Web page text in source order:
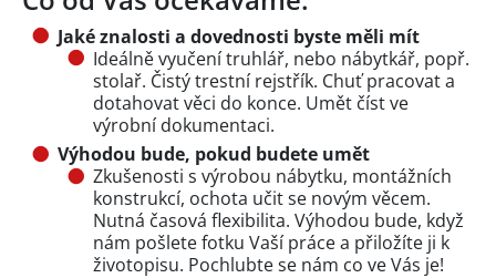
Jaké znalosti a dovednosti byste měli mít
Ideálně vyučení truhlář, nebo nábytkář, popř.
stolař. Čistý trestní rejstřík. Chuť pracovat a
dotahovat věci do konce. Umět číst ve
výrobní dokumentaci.
Výhodou bude, pokud budete umět
Zkušenosti s výrobou nábytku, montážních
konstrukcí, ochota učit se novým věcem.
Nutná časová flexibilita. Výhodou bude, když
nám pošlete fotku Vaší práce a přiložíte ji k
životopisu. Pochlubte se nám co ve Vás je!